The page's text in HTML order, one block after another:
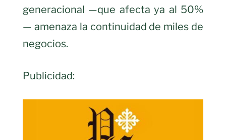
generacional —que afecta ya al 50%
— amenaza la continuidad de miles de
negocios.
Publicidad: